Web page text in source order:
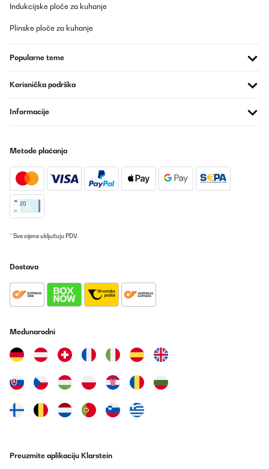
Indukcijske ploče za kuhanje
Plinske ploče za kuhanje
Popularne teme
Korisnička podrška
Informacije
Metode plaćanja
* Sve cijene uključuju PDV.
Dostava
Međunarodni
Preuzmite aplikaciju Klarstein